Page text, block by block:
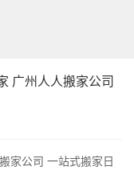
广州人人搬家公司
式搬家日